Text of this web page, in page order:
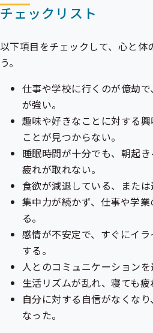
チェックリスト
以下項目をチェックして、心と体
う。
仕事や学校に行くのが億劫
が強い。
趣味や好きなことに対する
ことが見つからない。
睡眠時間が十分でも、朝起
疲れが取れない。
食欲が減退している、また
集中力が続かず、仕事や学
る。
感情が不安定で、すぐにイ
する。
人とのコミュニケーションを
生活リズムが乱れ、寝ても疲
自分に対する自信がなくな
なった。